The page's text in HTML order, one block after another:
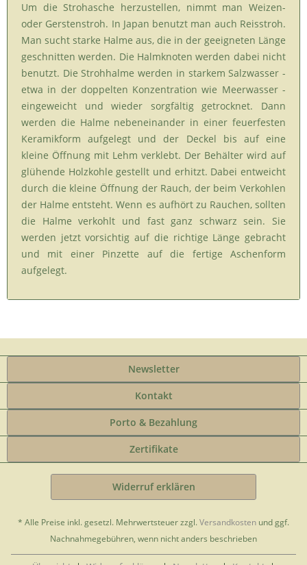
Um die Strohasche herzustellen, nimmt man Weizen-
oder Gerstenstroh. In Japan benutzt man auch Reisstroh.
Man sucht starke Halme aus, die in der geeigneten Länge
geschnitten werden. Die Halmknoten werden dabei nicht
benutzt. Die Strohhalme werden in starkem Salzwasser -
etwa in der doppelten Konzentration wie Meerwasser -
eingeweicht und wieder sorgfältig getrocknet. Dann
werden die Halme nebeneinander in einer feuerfesten
Keramikform aufgelegt und der Deckel bis auf eine
kleine Öffnung mit Lehm verklebt. Der Behälter wird auf
glühende Holzkohle gestellt und erhitzt. Dabei entweicht
durch die kleine Öffnung der Rauch, der beim Verkohlen
der Halme entsteht. Wenn es aufhört zu Rauchen, sollten
die Halme verkohlt und fast ganz schwarz sein. Sie
werden jetzt vorsichtig auf die richtige Länge gebracht
und mit einer Pinzette auf die fertige Aschenform
aufgelegt.
Newsletter
Kontakt
Porto & Bezahlung
Zertifikate
Widerruf erklären
* Alle Preise inkl. gesetzl. Mehrwertsteuer zzgl.Versandkosten und ggf.
Nachnahmegebühren, wenn nicht anders beschrieben